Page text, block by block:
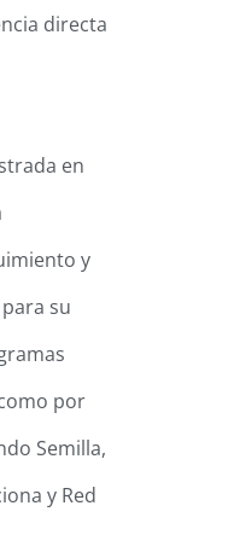
directa
en
y
su
por
Semilla,
y Red